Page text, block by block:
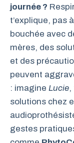
journée ?
t’explique, pas
bouchée avec
mères, des
et des
peuvent
: imagine Lucie,
solutions chez
gestes